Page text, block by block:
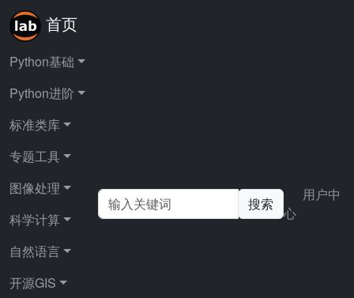
首页
Python基础
Python进阶
标准类库
专题工具
图像处理
科学计算
自然语言
开源GIS
搜索
用户中
心
首页
正文
Mapnik介绍与基本使用
方法